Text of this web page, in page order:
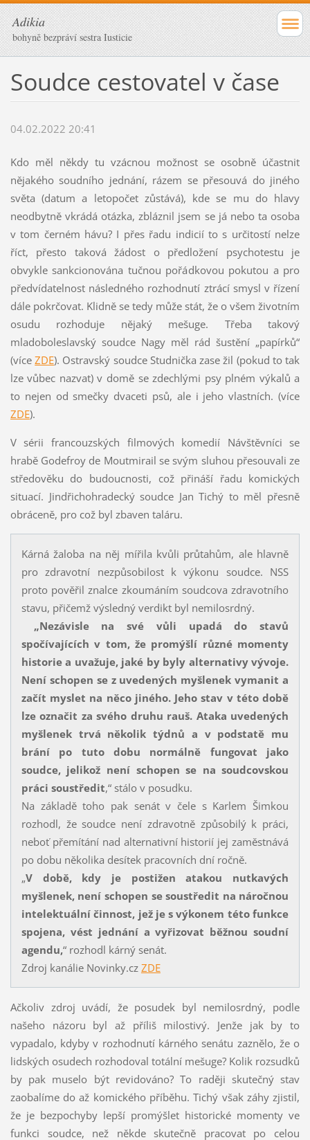
Adikia
bohyně bezpráví sestra Iusticie
Soudce cestovatel v čase
04.02.2022 20:41
Kdo měl někdy tu vzácnou možnost se osobně účastnit
nějakého soudního jednání, rázem se přesouvá do jiného
světa (datum a letopočet zůstává), kde se mu do hlavy
neodbytně vkrádá otázka, zbláznil jsem se já nebo ta osoba
v tom černém hávu? I přes řadu indicií to s určitostí nelze
říct, přesto taková žádost o předložení psychotestu je
obvykle sankcionována tučnou pořádkovou pokutou a pro
předvídatelnost následného rozhodnutí ztrácí smysl v řízení
dále pokrčovat. Klidně se tedy může stát, že o všem životním
osudu rozhoduje nějaký mešuge. Třeba takový
mladoboleslavský soudce Nagy měl rád šustění „papírků“
(víceZDE). Ostravský soudce Studnička zase žil (pokud to tak
lze vůbec nazvat) v domě se zdechlými psy plném výkalů a
to nejen od smečky dvaceti psů, ale i jeho vlastních. (více
ZDE).
V sérii francouzských filmových komedií Návštěvníci se
hrabě Godefroy de Moutmirail se svým sluhou přesouvali ze
středověku do budoucnosti, což přináší řadu komických
situací. Jindřichohradecký soudce Jan Tichý to měl přesně
obráceně, pro což byl zbaven taláru.
Kárná žaloba na něj mířila kvůli průtahům, ale hlavně
pro zdravotní nezpůsobilost k výkonu soudce. NSS
proto pověřil znalce zkoumáním soudcova zdravotního
stavu, přičemž výsledný verdikt byl nemilosrdný.
„Nezávisle na své vůli upadá do stavů
spočívajících v tom, že promýšlí různé momenty
historie a uvažuje, jaké by byly alternativy vývoje.
Není schopen se z uvedených myšlenek vymanit a
začít myslet na něco jiného. Jeho stav v této době
lze označit za svého druhu rauš. Ataka uvedených
myšlenek trvá několik týdnů a v podstatě mu
brání po tuto dobu normálně fungovat jako
soudce, jelikož není schopen se na soudcovskou
práci soustředit,“ stálo v posudku.
Na základě toho pak senát v čele s Karlem Šimkou
rozhodl, že soudce není zdravotně způsobilý k práci,
neboť přemítání nad alternativní historií jej zaměstnává
po dobu několika desítek pracovních dní ročně.
„V době, kdy je postižen atakou nutkavých
myšlenek, není schopen se soustředit na náročnou
intelektuální činnost, jež je s výkonem této funkce
spojena, vést jednání a vyřizovat běžnou soudní
agendu,“ rozhodl kárný senát.
Zdroj kanálie Novinky.cz ZDE
Ačkoliv zdroj uvádí, že posudek byl nemilosrdný, podle
našeho názoru byl až příliš milostivý. Jenže jak by to
vypadalo, kdyby v rozhodnutí kárného senátu zaznělo, že o
lidských osudech rozhodoval totální mešuge? Kolik rozsudků
by pak muselo být revidováno? To raději skutečný stav
zaobalíme do až komického příběhu. Tichý však záhy zjistil,
že je bezpochyby lepší promýšlet historické momenty ve
funkci soudce, než někde skutečně pracovat po celou